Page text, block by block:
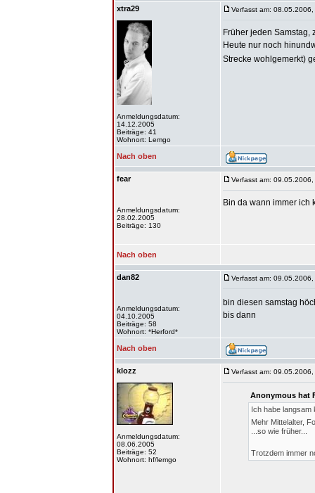
xtra29
Anmeldungsdatum:
14.12.2005
Beiträge: 41
Wohnort: Lemgo
Verfasst am:
Früher jeden Samstag,
Heute nur noch
Strecke wohlgemerkt)
Nach oben
fear
Anmeldungsdatum:
28.02.2005
Beiträge: 130
Verfasst am: 09.05.2006,
Bin da wann immer ich
Nach oben
dan82
Anmeldungsdatum:
04.10.2005
Beiträge: 58
Wohnort: *Herford*
Verfasst am:
bin diesen samstag
bis dann
Nach oben
klozz
Anmeldungsdatum:
08.06.2005
Beiträge: 52
Wohnort: hf/lemgo
Verfasst am:
Anonymous hat
Ich habe langsam
Mehr Mittelalter,
...so wie früher...
Trotzdem immer